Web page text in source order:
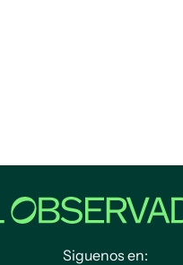
Siguenos en: